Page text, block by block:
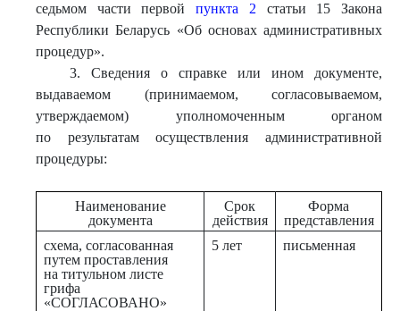
седьмом части первойпункта 2 статьи 15 Закона
Республики Беларусь «Об основах административных
процедур».
3. Сведения о справке или ином документе,
выдаваемом (принимаемом, согласовываемом,
утверждаемом) уполномоченным органом
по результатам осуществления административной
процедуры:
Наименование
документа
Срок
действия
Форма
представления
схема, согласованная
путем проставления
на титульном листе
грифа
«СОГЛАСОВАНО»
5 лет письменная